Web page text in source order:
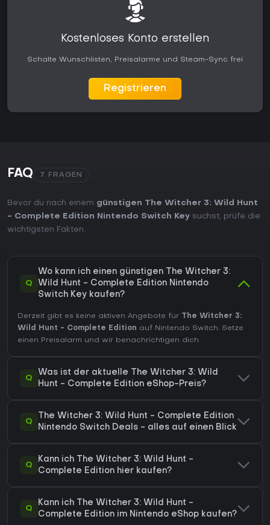
Kostenloses Konto erstellen
Schalte Wunschlisten, Preisalarme und Steam-Sync frei
Registrieren
FAQ 7 FRAGEN
Bevor du nach einem günstigen The Witcher 3: Wild Hunt
- Complete Edition Nintendo Switch Key suchst, prüfe die
wichtigsten Fakten.
Q
Wo kann ich einen günstigen The Witcher 3:
Wild Hunt - Complete Edition Nintendo
Switch Key kaufen?
Derzeit gibt es keine aktiven Angebote für The Witcher 3:
Wild Hunt - Complete Edition auf Nintendo Switch. Setze
einen Preisalarm und wir benachrichtigen dich.
Q
Was ist der aktuelle The Witcher 3: Wild
Hunt - Complete Edition eShop-Preis?
Q
The Witcher 3: Wild Hunt - Complete Edition
Nintendo Switch Deals - alles auf einen Blick
Q
Kann ich The Witcher 3: Wild Hunt -
Complete Edition hier kaufen?
Q
Kann ich The Witcher 3: Wild Hunt -
Complete Edition im Nintendo eShop kaufen?